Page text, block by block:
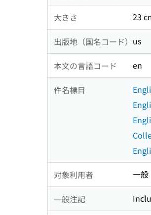
大きさ 23
出版地（国名コード） us
本文の言語コード en
件名標目
対象利用者 一般
一般注記